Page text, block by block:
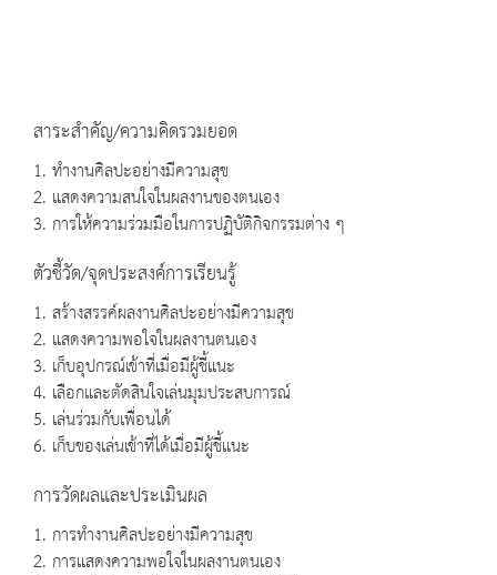
สาระสำคัญ/ความคิดรวมยอด
1. ทำงานศิลปะอย่างมีความสุข
2. แสดงความสนใจในผลงานของตนเอง
3. การให้ความร่วมมือในการปฏิบัติกิจกรรมต่าง ๆ
ตัวชี้วัด/จุดประสงค์การเรียนรู้
1. สร้างสรรค์ผลงานศิลปะอย่างมีความสุข
2. แสดงความพอใจในผลงานตนเอง
3. เก็บอุปกรณ์เข้าที่เมื่อมีผู้ชี้แนะ
4. เลือกและตัดสินใจเล่นมุมประสบการณ์
5. เล่นร่วมกับเพื่อนได้
6. เก็บของเล่นเข้าที่ได้เมื่อมีผู้ชี้แนะ
การวัดผลและประเมินผล
1. การทำงานศิลปะอย่างมีความสุข
2. การแสดงความพอใจในผลงานตนเอง